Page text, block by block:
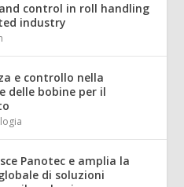
control in roll handling
industry
e controllo nella
delle bobine per il
Panotec e amplia la
di soluzioni